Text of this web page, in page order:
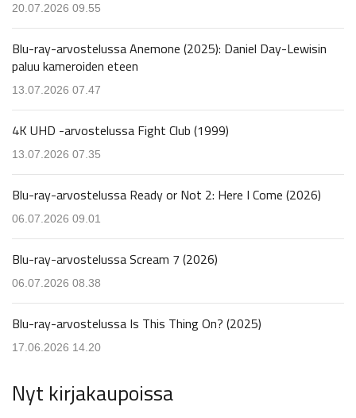
20.07.2026 09.55
Blu-ray-arvostelussa Anemone (2025): Daniel Day-Lewisin
paluu kameroiden eteen
13.07.2026 07.47
4K UHD -arvostelussa Fight Club (1999)
13.07.2026 07.35
Blu-ray-arvostelussa Ready or Not 2: Here I Come (2026)
06.07.2026 09.01
Blu-ray-arvostelussa Scream 7 (2026)
06.07.2026 08.38
Blu-ray-arvostelussa Is This Thing On? (2025)
17.06.2026 14.20
Nyt kirjakaupoissa